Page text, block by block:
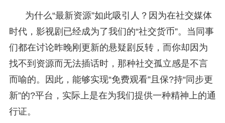
为什么“最新资源”如此吸引人？因为在社交媒体
时代，影视剧已经成为了我们的“社交货币”。当同事
们都在讨论昨晚刚更新的悬疑剧反转，而你却因为
找不到资源而无法插话时，那种社交孤立感是不言
而喻的。因此，能够实现“免费观看”且保?持“同步更
新”的?平台，实际上是在为我们提供一种精神上的通
行证。